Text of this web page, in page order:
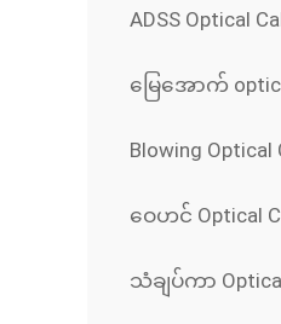
ADSS Optical
မြေအောက်
Blowing Optical
ဝေဟင် Optical
သံချပ်ကာ